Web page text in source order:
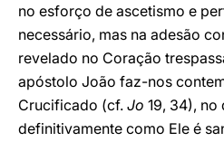
no esforço de ascetismo e
necessário, mas na adesão
revelado no Coração
apóstolo João faz-nos
Crucificado (cf. Jo 19, 34), no
definitivamente como Ele é